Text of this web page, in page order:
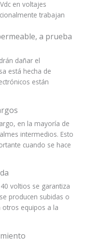
en voltajes
trabajan
a prueba
dañar el
está hecha de
están
en la mayoría de
intermedios. Esto
cuando se hace
voltios se garantiza
producen subidas o
otros equipos a la